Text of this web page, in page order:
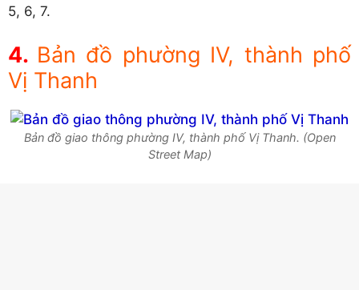
5, 6, 7.
Bản đồ phường IV, thành phố
Vị Thanh
Bản đồ giao thông phường IV, thành phố Vị Thanh. (Open
Street Map)